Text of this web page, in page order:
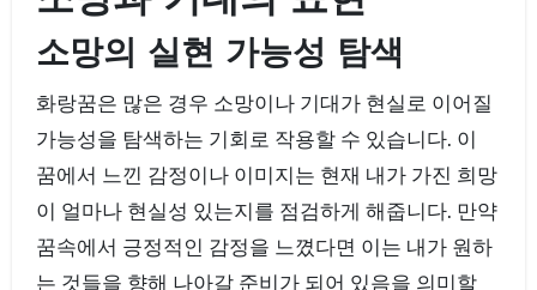
소망의 실현 가능성 탐색
화랑꿈은 많은 경우 소망이나 기대가 현실로 이어질
가능성을 탐색하는 기회로 작용할 수 있습니다. 이
꿈에서 느낀 감정이나 이미지는 현재 내가 가진 희망
이 얼마나 현실성 있는지를 점검하게 해줍니다. 만약
꿈속에서 긍정적인 감정을 느꼈다면 이는 내가 원하
는 것들을 향해 나아갈 준비가 되어 있음을 의미할